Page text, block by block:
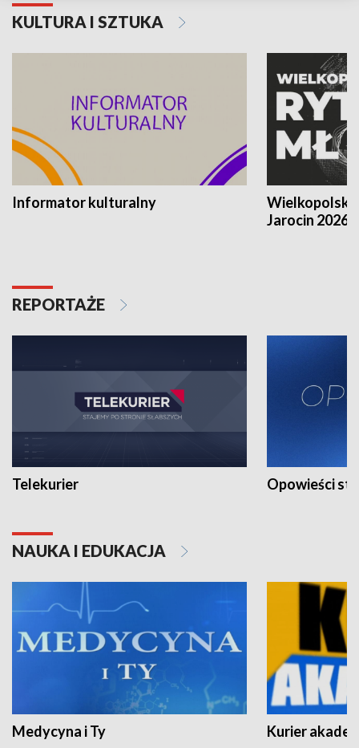
KULTURA I SZTUKA
Informator kulturalny
Jarocin 2026
REPORTAŻE
Telekurier Opowieści
NAUKA I EDUKACJA
Medycyna i Ty Kurier